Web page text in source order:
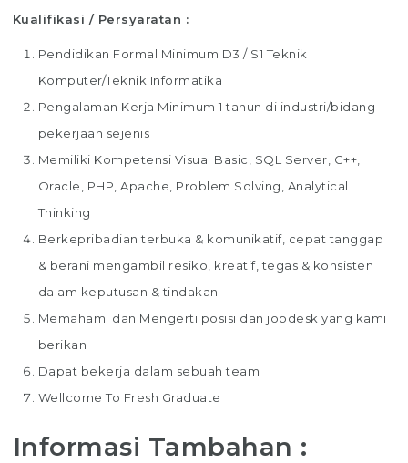
Kualifikasi / Persyaratan :
Pendidikan Formal Minimum D3 / S1 Teknik
Komputer/Teknik Informatika
Pengalaman Kerja Minimum 1 tahun di industri/bidang
pekerjaan sejenis
Memiliki Kompetensi Visual Basic, SQL Server, C++,
Oracle, PHP, Apache, Problem Solving, Analytical
Thinking
Berkepribadian terbuka & komunikatif, cepat tanggap
& berani mengambil resiko, kreatif, tegas & konsisten
dalam keputusan & tindakan
Memahami dan Mengerti posisi dan jobdesk yang kami
berikan
Dapat bekerja dalam sebuah team
Wellcome To Fresh Graduate
Informasi Tambahan :